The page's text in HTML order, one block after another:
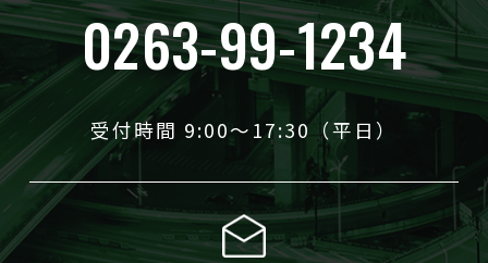
0263-99-1234
受付時間 9:00～17:30（平日）